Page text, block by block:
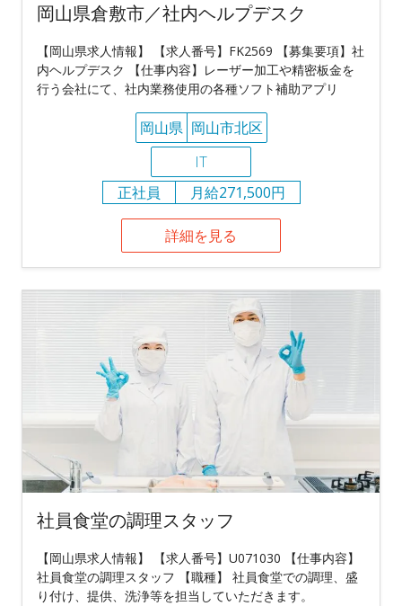
岡山県倉敷市／社内ヘルプデスク
【岡山県求人情報】 【求人番号】FK2569 【募集要項】社
内ヘルプデスク 【仕事内容】レーザー加工や精密板金を
行う会社にて、社内業務使用の各種ソフト補助アプリ
岡山県 岡山市北区
IT
正社員
月給271,500円
詳細を見る
社員食堂の調理スタッフ
【岡山県求人情報】 【求人番号】U071030 【仕事内容】
社員食堂の調理スタッフ 【職種】 社員食堂での調理、盛
り付け、提供、洗浄等を担当していただきます。